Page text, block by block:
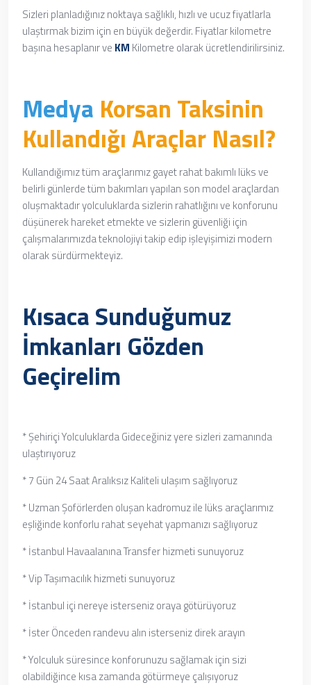
Sizleri planladığınız noktaya sağlıklı, hızlı ve ucuz fiyatlarla
ulaştırmak bizim için en büyük değerdir. Fiyatlar kilometre
başına hesaplanır ve KM Kilometre olarak ücretlendirilirsiniz.
Medya Korsan Taksinin
Kullandığı Araçlar Nasıl?
Kullandığımız tüm araçlarımızgayet rahatbakımlı lüks ve
belirli günlerde tüm bakımları yapılan son model araçlardan
oluşmaktadır yolculuklarda sizlerin rahatlığını ve konforunu
düşünerek hareket etmekte ve sizlerin güvenliği için
çalışmalarımızda teknolojiyi takip edip işleyişimizi modern
olarak sürdürmekteyiz.
Kısaca Sunduğumuz
İmkanları Gözden
Geçirelim
* Şehiriçi Yolculuklarda Gideceğiniz yere sizleri zamanında
ulaştırıyoruz
* 7 Gün 24 Saat Aralıksız Kaliteli ulaşım sağlıyoruz
* Uzman Şoförlerden oluşan kadromuz ile lüks araçlarımız
eşliğinde konforlu rahat seyehat yapmanızı sağlıyoruz
* İstanbul Havaalanına Transfer hizmeti sunuyoruz
* Vip Taşımacılık hizmeti sunuyoruz
* İstanbul içi nereye isterseniz oraya götürüyoruz
* İster Önceden randevu alın isterseniz direk arayın
* Yolculuk süresince konforunuzu sağlamak için sizi
olabildiğince kısa zamanda götürmeye çalışıyoruz